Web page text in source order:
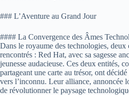
### L’Aventure au Grand Jour
#### La Convergence des Âmes
Dans le royaume des technologies, deux
rencontrés : Red Hat, avec sa sagesse
jeunesse audacieuse. Ces deux entités,
partageant une carte au trésor, ont
vers l’inconnu. Leur alliance, annoncée
de révolutionner le paysage